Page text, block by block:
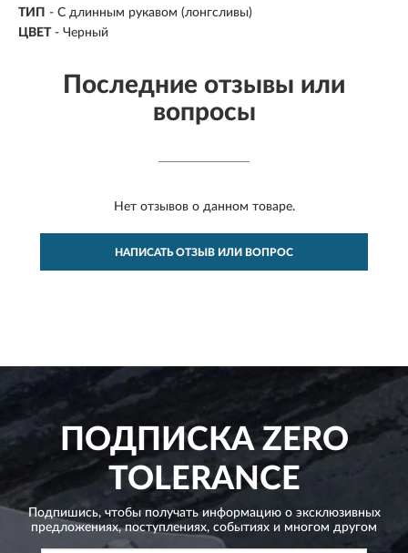
ТИП - С длинным рукавом (лонгсливы)
ЦВЕТ - Черный
Последние отзывы или
вопросы
Нет отзывов о данном товаре.
НАПИСАТЬ ОТЗЫВ ИЛИ ВОПРОС
ПОДПИСКАZERO
TOLERANCE
Подпишись, чтобы получать информацию о эксклюзивных
предложениях,поступлениях, событиях и многом другом